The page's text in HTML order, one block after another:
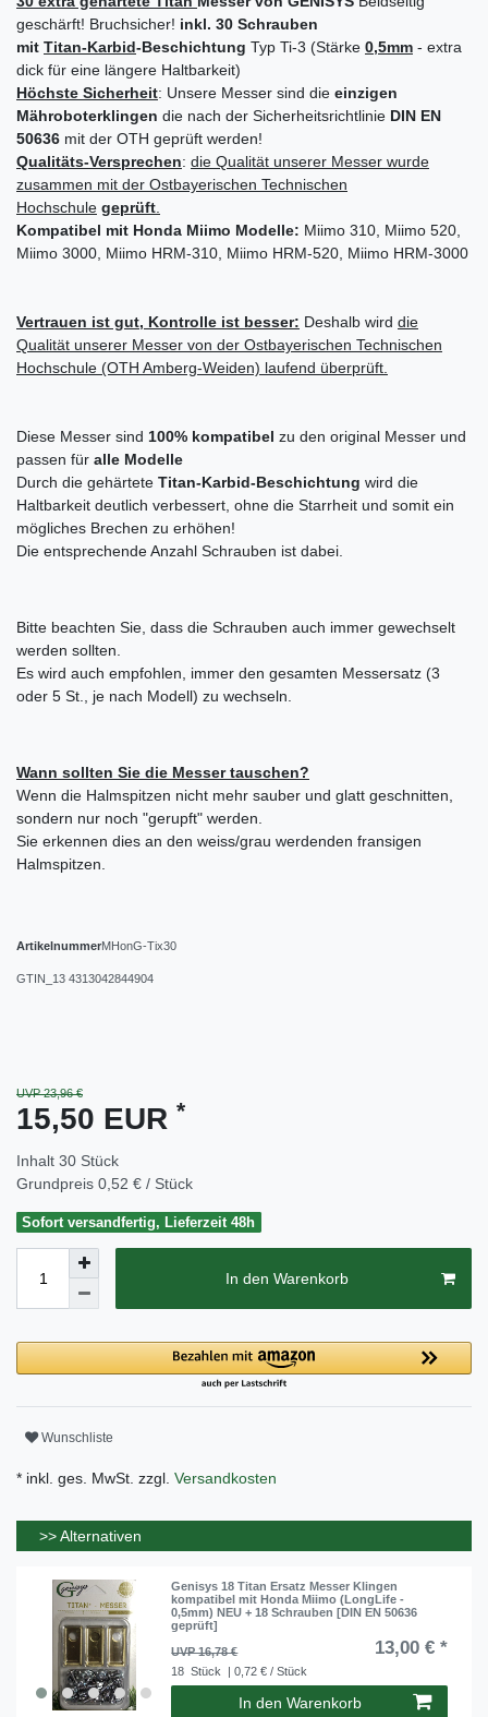
geschärft! Bruchsicher! inkl. 30 Schrauben
mit Titan-Karbid-Beschichtung Typ Ti-3 (Stärke 0,5mm - extra
dick für eine längere Haltbarkeit)
Höchste Sicherheit: Unsere Messer sind die einzigen
Mähroboterklingen die nach der Sicherheitsrichtlinie DIN EN
50636 mit der OTH geprüft werden!
Qualitäts-Versprechen: die Qualität unserer Messer wurde
zusammen mit der Ostbayerischen Technischen
Hochschule geprüft
Kompatibel mit Honda Miimo Modelle: Miimo 310, Miimo 520,
Miimo 3000, Miimo HRM-310, Miimo HRM-520, Miimo HRM-3000
Vertrauen ist gut, Kontrolle ist besser: Deshalb wird die
Qualität unserer Messer von der Ostbayerischen Technischen
Hochschule (OTH Amberg-Weiden) laufend überprüft.
Diese Messer sind 100% kompatibel zu den original Messer und
passen für alle Modelle
Durch die gehärtete Titan-Karbid-Beschichtung wird die
Haltbarkeit deutlich verbessert, ohne die Starrheit und somit ein
mögliches Brechen zu erhöhen!
Die entsprechende Anzahl Schrauben ist dabei.
Bitte beachten Sie, dass die Schrauben auch immer gewechselt
werden sollten.
Es wird auch empfohlen, immer den gesamten Messersatz (3
oder 5 St., je nach Modell) zu wechseln.
Wann sollten Sie die Messer tauschen?
Wenn die Halmspitzen nicht mehr sauber und glatt geschnitten,
sondern nur noch "gerupft" werden.
Sie erkennen dies an den weiss/grau werdenden fransigen
Halmspitzen.
ArtikelnummerMHonG-Tix30
GTIN_13 4313042844904
UVP 23,96 €
15,50 EUR *
Inhalt 30 Stück
Grundpreis 0,52 € / Stück
Sofort versandfertig, Lieferzeit 48h
In den Warenkorb
Wunschliste
* inkl. ges. MwSt. zzgl. Versandkosten
>> Alternativen
Genisys 18 Titan Ersatz Messer Klingen
kompatibel mit Honda Miimo (LongLife -
0,5mm) NEU + 18 Schrauben [DIN EN 50636
geprüft]
UVP 16,78 €
13,00 € *
18 Stück | 0,72 € / Stück
In den Warenkorb